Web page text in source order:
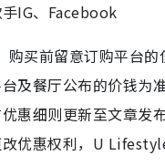
IG、Facebook
购买前留意订购平台的
及餐厅公布的价钱为
惠细则更新至文章发
优惠权利，U